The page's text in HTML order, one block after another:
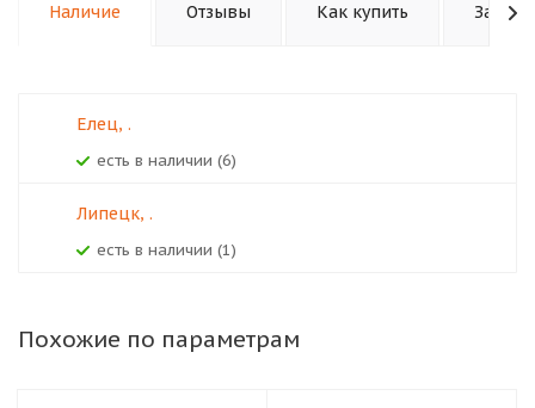
Наличие Отзывы Как купить
Елец, .
Есть в наличии (6)
Липецк, .
Есть в наличии (1)
Похожие по параметрам